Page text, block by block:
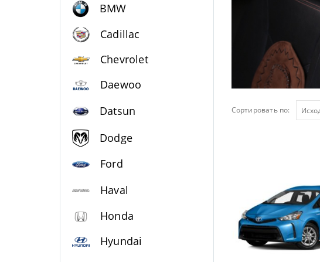
Сортировать по:
BMW
Cadillac
Chevrolet
Daewoo
Datsun
Dodge
Ford
Haval
Honda
Hyundai